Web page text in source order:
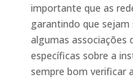
importante que as
garantindo que sejam
algumas associações
específicas sobre a
sempre bom verificar